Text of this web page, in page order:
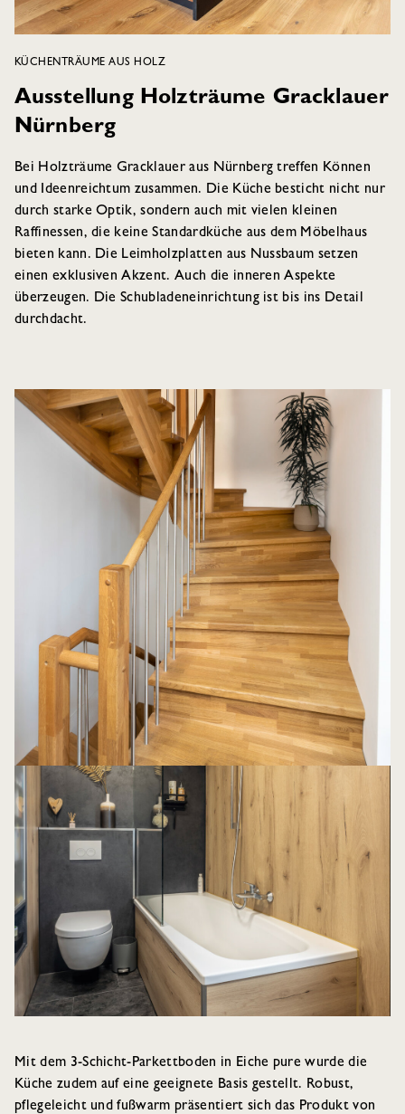
KÜCHENTRÄUME AUS HOLZ
Ausstellung Holzträume Gracklauer
Nürnberg
Bei Holzträume Gracklauer aus Nürnberg treffen Können
und Ideenreichtum zusammen. Die Küche besticht nicht nur
durch starke Optik, sondern auch mit vielen kleinen
Raffinessen, die keine Standardküche aus dem Möbelhaus
bieten kann. Die Leimholzplatten aus Nussbaum setzen
einen exklusiven Akzent. Auch die inneren Aspekte
überzeugen. Die Schubladeneinrichtung ist bis ins Detail
durchdacht.
Mit dem 3-Schicht-Parkettboden in Eiche pure wurde die
Küche zudem auf eine geeignete Basis gestellt. Robust,
pflegeleicht und fußwarm präsentiert sich das Produkt von